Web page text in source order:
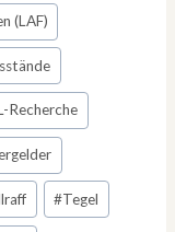
(LAF)
Recherche
#Tegel